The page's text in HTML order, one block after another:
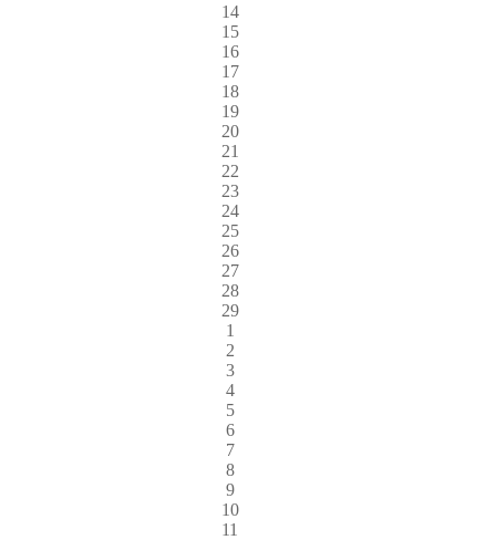
14
15
16
17
18
19
20
21
22
23
24
25
26
27
28
29
1
2
3
4
5
6
7
8
9
10
11